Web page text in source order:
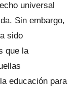
universal
Sin embargo,
sido
que la
educación para